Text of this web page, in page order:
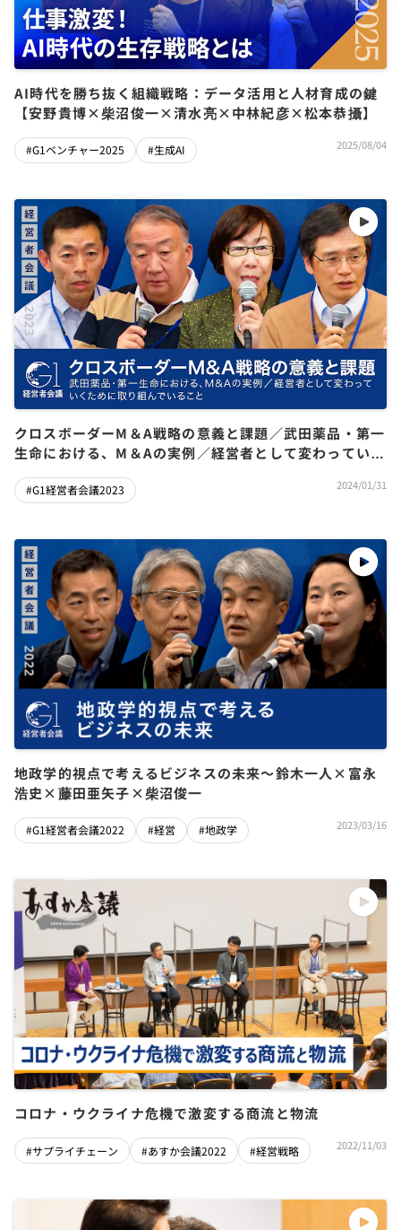
AI時代を勝ち抜く組織戦略：データ活用と人材育成の鍵
【安野貴博×柴沼俊一×清水亮×中林紀彦×松本恭攝】
#G1ベンチャー2025 #生成AI 2025/08/04
クロスボーダーM＆A戦略の意義と課題／武田薬品・第一
生命における、M＆Aの実例／経営者として変わっていく
彦×柴沼俊一】
#G1経営者会議2023 2024/01/31
地政学的視点で考えるビジネスの未来～鈴木一人×富永
浩史×藤田亜矢子×柴沼俊一
#G1経営者会議2022 #経営 #地政学 2023/03/16
コロナ・ウクライナ危機で激変する商流と物流
#サプライチェーン #あすか会議2022 #経営戦略 2022/11/03